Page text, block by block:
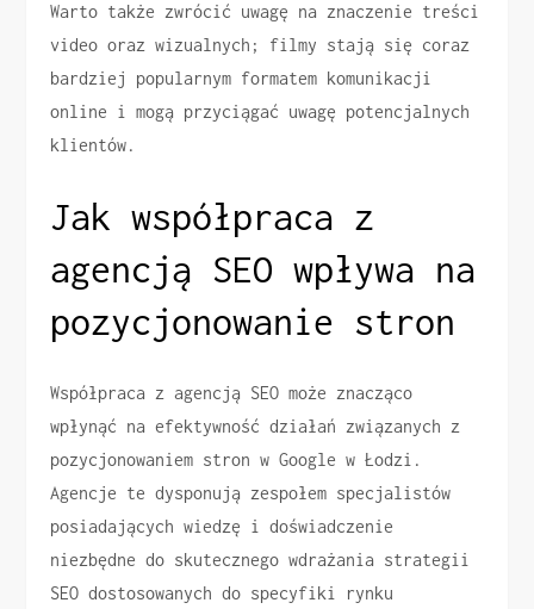
Warto także zwrócić uwagę na znaczenie treści
video oraz wizualnych; filmy stają się coraz
bardziej popularnym formatem komunikacji
online i mogą przyciągać uwagę potencjalnych
klientów.
Jak współpraca z
agencją SEO wpływa na
pozycjonowanie stron
Współpraca z agencją SEO może znacząco
wpłynąć na efektywność działań związanych z
pozycjonowaniem stron w Google w Łodzi.
Agencje te dysponują zespołem specjalistów
posiadających wiedzę i doświadczenie
niezbędne do skutecznego wdrażania strategii
SEO dostosowanych do specyfiki rynku